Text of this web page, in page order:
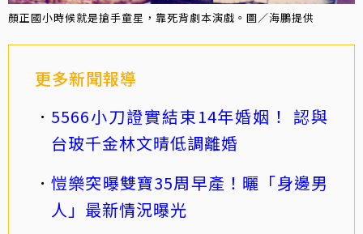
顏正國小時候就是搶手童星，靠死背劇本演戲。圖／海鵬提供
更多新聞報導
5566小刀證實結束14年婚姻！ 認與
台玻千金林文晴低調離婚
愷樂突曝雙寶35周早產！曬「身邊男
人」最新情況曝光